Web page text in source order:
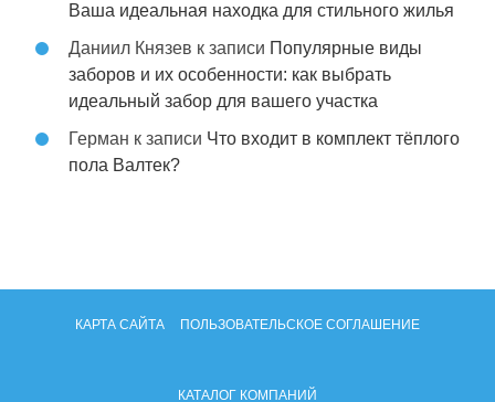
Ваша идеальная находка для стильного жилья
Даниил Князев к записи Популярные виды
заборов и их особенности: как выбрать
идеальный забор для вашего участка
Герман к записи Что входит в комплект тёплого
пола Валтек?
КАРТА САЙТА ПОЛЬЗОВАТЕЛЬСКОЕ СОГЛАШЕНИЕ
КАТАЛОГ КОМПАНИЙ